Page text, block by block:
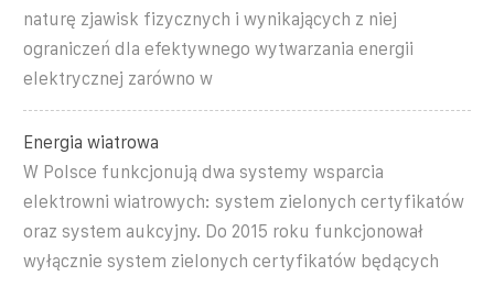
naturę zjawisk fizycznych i wynikających z niej
ograniczeń dla efektywnego wytwarzania energii
elektrycznej zarówno w
Energia wiatrowa
W Polsce funkcjonują dwa systemy wsparcia
elektrowni wiatrowych: system zielonych certyfikatów
oraz system aukcyjny. Do 2015 roku funkcjonował
wyłącznie system zielonych certyfikatów będących